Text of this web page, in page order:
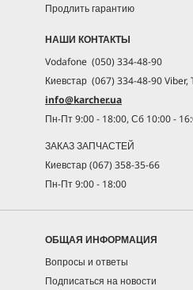
Продлить гарантию
НАШИ КОНТАКТЫ
Vodafone (050) 334-48-90
Киевстар (067) 334-48-90 Viber,
info@karcher.ua
Пн-Пт 9:00 - 18:00, Сб 10:00 -
ЗАКАЗ ЗАПЧАСТЕЙ
Киевстар (067) 358-35-66
Пн-Пт 9:00 - 18:00
ОБЩАЯ ИНФОРМАЦИЯ
Вопросы и ответы
Подписаться на новости